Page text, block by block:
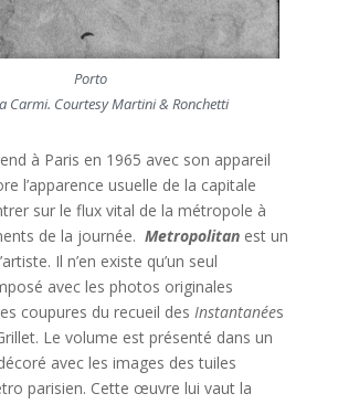
Porto
Carmi. Courtesy Martini & Ronchetti
à Paris en 1965 avec son appareil
l’apparence usuelle de la capitale
sur le flux vital de la métropole à
de la journée. Metropolitan est un
Il n’en existe qu’un seul
avec les photos originales
coupures du recueil des Instantanées
Le volume est présenté dans un
avec les images des tuiles
parisien. Cette œuvre lui vaut la